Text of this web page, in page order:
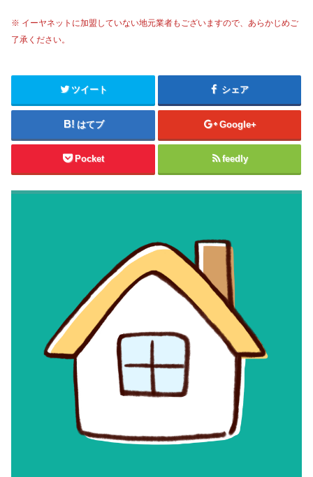
※ イーヤネットに加盟していない地元業者もございますので、あらかじめご
了承ください。
ツイート シェア
はてブ Google+
Pocket feedly